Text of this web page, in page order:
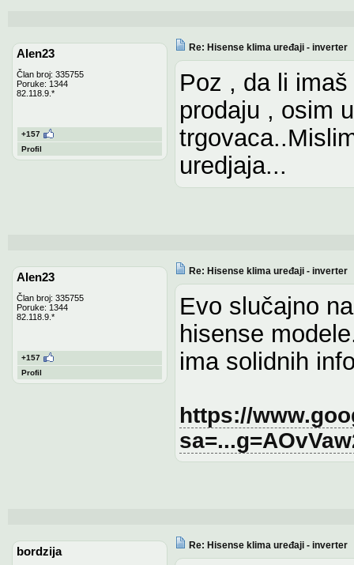
Alen23
Član broj: 335755
Poruke: 1344
82.118.9.*
+157
Profil
Re: Hisense klima uređaji - inverter
Poz , da li
prodaju , osim
uredjaja...
Alen23
Član broj: 335755
Poruke: 1344
82.118.9.*
+157
Profil
Re: Hisense klima uređaji - inverter
Evo slučajno
hisense
ima solidnih
https://
bordzija
Re: Hisense klima uređaji - inverter